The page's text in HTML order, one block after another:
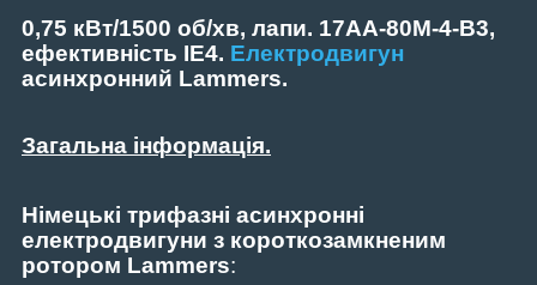
0,75 кВт/1500 об/хв, лапи. 17AA-80M-4-В3,
ефективність IE4. Електродвигун
асинхронний Lammers.
Загальна інформація.
Німецькі трифазні асинхронні
електродвигуни з короткозамкненим
ротором Lammers: